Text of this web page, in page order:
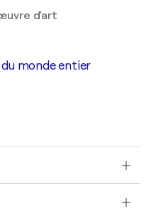
d'art
monde entier